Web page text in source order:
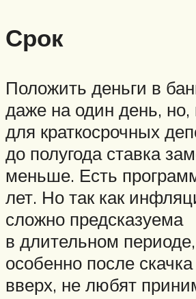
Срок
Положить деньги в
даже на один день, но,
для краткосрочных
до полугода ставка
меньше. Есть
лет. Но так как
сложно предсказуема
в длительном
особенно после скачка
вверх, не любят